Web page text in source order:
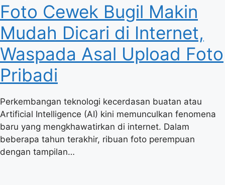
Foto Cewek Bugil Makin
Mudah Dicari di Internet,
Waspada Asal Upload Foto
Pribadi
Perkembangan teknologi kecerdasan buatan atau
Artificial Intelligence (AI) kini memunculkan fenomena
baru yang mengkhawatirkan di internet. Dalam
beberapa tahun terakhir, ribuan foto perempuan
dengan tampilan…